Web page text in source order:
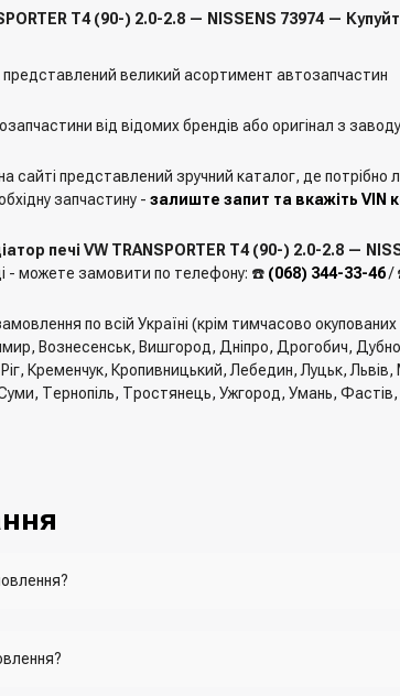
T4 (90-) 2.0-2.8 — NISSENS 73974 —
представлений великий асортимент автозапчастин
від відомих брендів або оригінал з
сайті представлений зручний каталог, де потрібно
запчастину - залиште запит та вкажіть VIN
печі VW TRANSPORTER T4 (90-) 2.0-2.8 —
- можете замовити по телефону: ☎️ (068) 344-33-46/
по всій Україні (крім тимчасово
Вознесенськ, Вишгород, Дніпро, Дрогобич,
Кременчук, Кропивницький, Лебедин, Луцьк,
Тернопіль, Тростянець, Ужгород, Умань,